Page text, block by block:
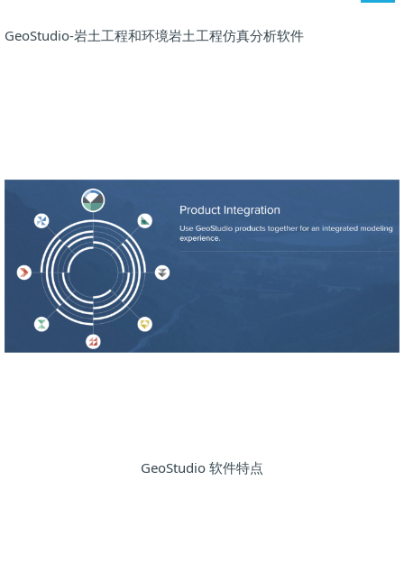
GeoStudio-岩土工程和环境岩土工程仿真分析软件
GeoStudio 软件特点